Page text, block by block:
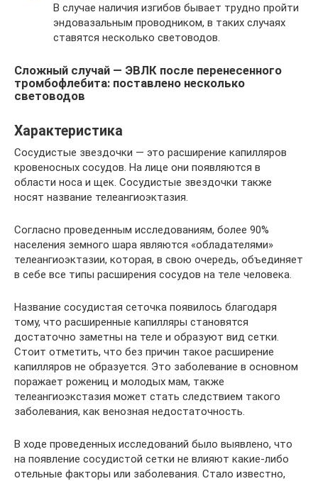
В случае наличия изгибов бывает трудно пройти
эндовазальным проводником, в таких случаях
ставятся несколько световодов.
Сложный случай — ЭВЛК после перенесенного
тромбофлебита: поставлено несколько
световодов
Характеристика
Сосудистые звездочки — это расширение капилляров
кровеносных сосудов. На лице они появляются в
области носа и щек. Сосудистые звездочки также
носят название телеангиоэктазия.
Согласно проведенным исследованиям, более 90%
населения земного шара являются «обладателями»
телеангиоэктазии, которая, в свою очередь, объединяет
в себе все типы расширения сосудов на теле человека.
Название сосудистая сеточка появилось благодаря
тому, что расширенные капилляры становятся
достаточно заметны на теле и образуют вид сетки.
Стоит отметить, что без причин такое расширение
капилляров не образуется. Это заболевание в основном
поражает рожениц и молодых мам, также
телеангиоэкстазия может стать следствием такого
заболевания, как венозная недостаточность.
В ходе проведенных исследований было выявлено, что
на появление сосудистой сетки не влияют какие-либо
отельные факторы или заболевания. Стало известно,